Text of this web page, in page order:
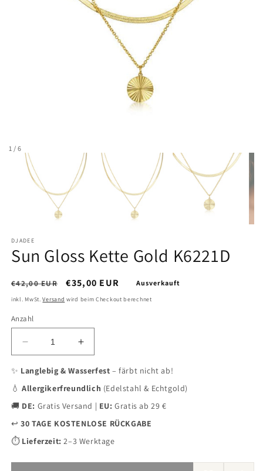
1 / 6
DJADEE
Sun Gloss Kette Gold K6221D
Normaler
Preis
€42,00 EUR Verkaufspreis
€35,00 EUR Ausverkauft
inkl. MwSt.Versand wird beim Checkout berechnet
Anzahl
Verringere
die
Menge
Sun
Gloss
Gold
K6221D
Erhöhe
die
Menge
Sun
Gloss
Gold
K6221D
✨ Langlebig & Wasserfest – färbt nicht ab!
💧Allergikerfreundlich (Edelstahl & Echtgold)
🚚 DE: Gratis Versand | EU: Gratis ab 29 €
↩️30 TAGE KOSTENLOSE RÜCKGABE
⏱️ Lieferzeit: 2–3 Werktage